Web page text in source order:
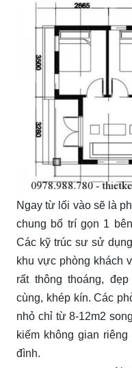
Ngay từ lối vào sẽ là
chung bố trí gọn 1
Các kỹ trúc sư sử
khu vực phòng khách
rất thông thoáng,
cùng, khép kín. Các
nhỏ chỉ từ 8-12m2
kiếm không gian
đình.